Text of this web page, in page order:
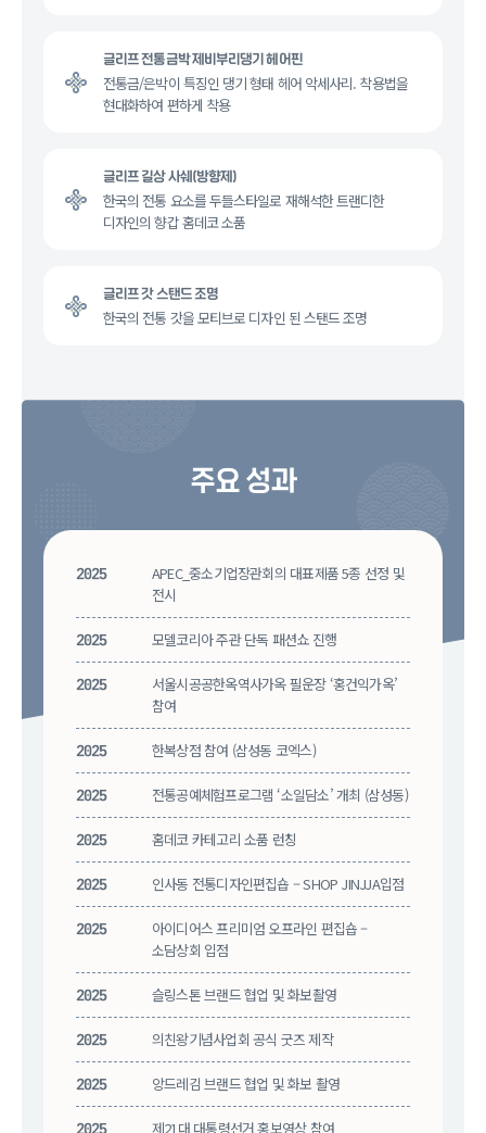
글리프 전통금박 제비부리댕기 헤어핀
전통금/은박이 특징인 댕기 형태 헤어 악세사리. 착용법을
현대화하여 편하게 착용
글리프 길상 사쉐(방향제)
한국의 전통 요소를 두들스타일로 재해석한 트랜디한
디자인의 향갑 홈데코 소품
글리프 갓 스탠드 조명
한국의 전통 갓을 모티브로 디자인 된 스탠드 조명
주요 성과
2025
APEC_중소기업장관회의 대표제품 5종 선정 및
전시
2025 모델코리아 주관 단독 패션쇼 진행
2025
서울시공공한옥역사가옥 필운장 ‘홍건익가옥’
참여
2025 한복상점 참여 (삼성동 코엑스)
2025 전통공예체험프로그램 ‘소일담소’ 개최 (삼성동)
2025 홈데코 카테고리 소품 런칭
2025 인사동 전통디자인편집숍 – SHOP JINJJA입점
2025
아이디어스 프리미엄 오프라인 편집숍 –
소담상회 입점
2025 슬링스톤 브랜드 협업 및 화보촬영
2025 의친왕기념사업회 공식 굿즈 제작
2025 앙드레김 브랜드 협업 및 화보 촬영
2025 제21대 대통령선거 홍보영상 참여